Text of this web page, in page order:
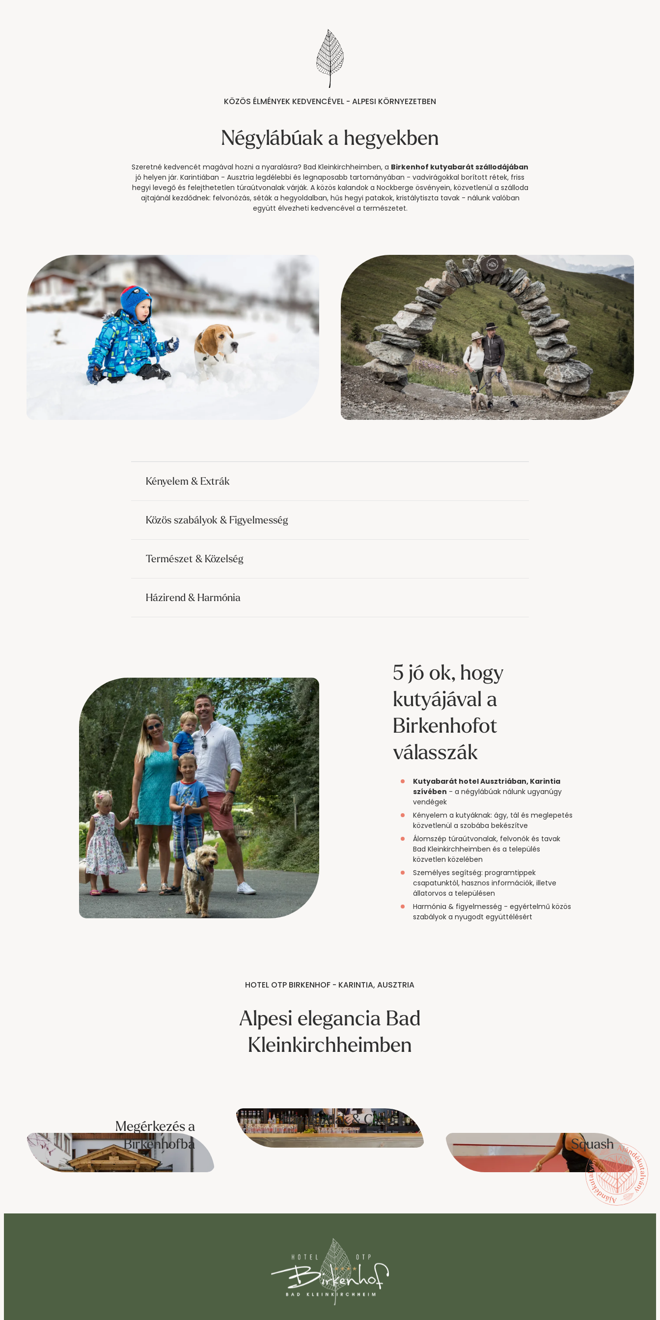
KÖZÖS ÉLMÉNYEK KEDVENCÉVEL - ALPESI KÖRNYEZETBEN
Négylábúak a hegyekben
Szeretné kedvencét magával hozni a nyaralásra? Bad Kleinkirchheimben, a Birkenhof kutyabarát szállodájában
jó helyen jár. Karintiában - Ausztria legdélebbi és legnaposabb tartományában - vadvirágokkal borított rétek, friss
hegyi levegő és felejthetetlen túraútvonalak várják. A közös kalandok a Nockberge ösvényein, közvetlenül a szálloda
ajtajánál kezdődnek: felvonózás, séták a hegyoldalban, hűs hegyi patakok, kristálytiszta tavak - nálunk valóban
együtt élvezheti kedvencével a természetet.
Kényelem & Extrák
Közös szabályok & Figyelmesség
Természet & Közelség
Házirend & Harmónia
5 jó ok, hogy
kutyájával a
Birkenhofot
válasszák
Kutyabarát hotel Ausztriában, Karintia
szívében - a négylábúak nálunk ugyanúgy
vendégek
Kényelem a kutyáknak: ágy, tál és meglepetés
közvetlenül a szobába bekészítve
Álomszép túraútvonalak, felvonók és tavak
Bad Kleinkirchheimben és a település
közvetlen közelében
Személyes segítség: programtippek
csapatunktól, hasznos információk, illetve
állatorvos a településen
Harmónia & figyelmesség - egyértelmű közös
szabályok a nyugodt együttélésért
HOTEL OTP BIRKENHOF - KARINTIA, AUSZTRIA
Alpesi elegancia Bad
Kleinkirchheimben
Megérkezés a
Birkenhofba
Házigazdák & Csapat
Squash